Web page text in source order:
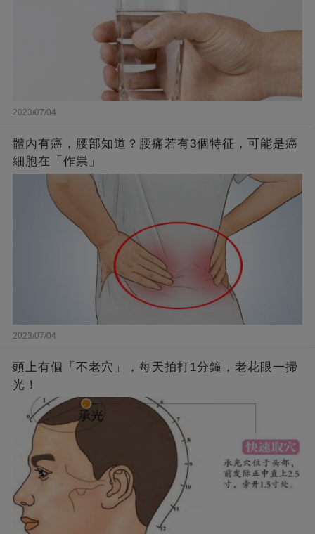
2023/07/04
體內有癌，腰部知道？腰痛若有3個特征，可能是癌
細胞在「作祟」
2023/07/04
頭上有個「不老穴」，每天拍打1分鐘，老花眼一掃
光！